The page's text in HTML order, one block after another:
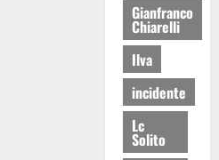
Gianfranco
Chiarelli
Ilva
incidente
Lc
Solito